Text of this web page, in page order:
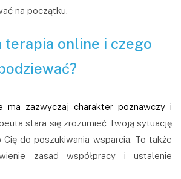
na początku.
terapia online i czego
ma zazwyczaj charakter poznawczy i
stara się zrozumieć Twoją sytuację
Cię do poszukiwania wsparcia. To także
zasad współpracy i ustalenie